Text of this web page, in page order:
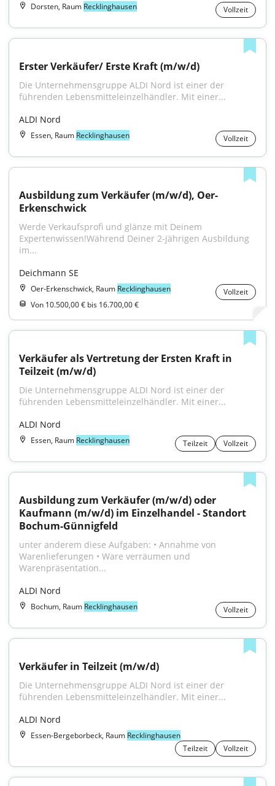
Dorsten, Raum Recklinghausen Vollzeit
Erster Verkäufer/ Erste Kraft (m/w/d)
Die Unternehmensgruppe ALDI Nord ist einer der
führenden Lebensmitteleinzelhändler. Mit einer...
ALDI Nord
Essen, Raum Recklinghausen Vollzeit
Ausbildung zum Verkäufer (m/w/d), Oer-
Erkenschwick
Werde Verkaufsprofi und glänze mit Deinem
Expertenwissen!Während Deiner 2-jährigen Ausbildung
im...
Deichmann SE
Oer-Erkenschwick, Raum Recklinghausen
Vollzeit
Von 10.500,00 € bis 16.700,00 €
Verkäufer als Vertretung der Ersten Kraft in
Teilzeit (m/w/d)
Die Unternehmensgruppe ALDI Nord ist einer der
führenden Lebensmitteleinzelhändler. Mit einer...
ALDI Nord
Essen, Raum Recklinghausen Teilzeit Vollzeit
Ausbildung zum Verkäufer (m/w/d) oder
Kaufmann (m/w/d) im Einzelhandel - Standort
Bochum-Günnigfeld
unter anderem diese Aufgaben: • Annahme von
Warenlieferungen • Ware verräumen und
Warenpräsentation...
ALDI Nord
Bochum, Raum Recklinghausen Vollzeit
Verkäufer in Teilzeit (m/w/d)
Die Unternehmensgruppe ALDI Nord ist einer der
führenden Lebensmitteleinzelhändler. Mit einer...
ALDI Nord
Essen-Bergeborbeck, Raum Recklinghausen
Teilzeit
Vollzeit